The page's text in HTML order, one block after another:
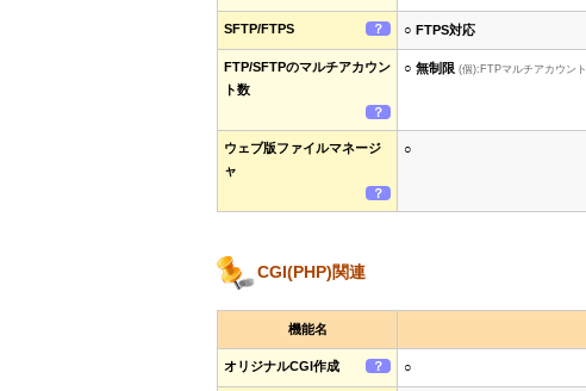
SFTP/FTPS ？ ○ FTPS対応
FTP/SFTPのマルチアカウン
ト数
？
○ 無制限 (個):FTPマルチアカウント
ウェブ版ファイルマネージ
ャ
？
○
CGI(PHP)関連
機能名
オリジナルCGI作成 ？ ○